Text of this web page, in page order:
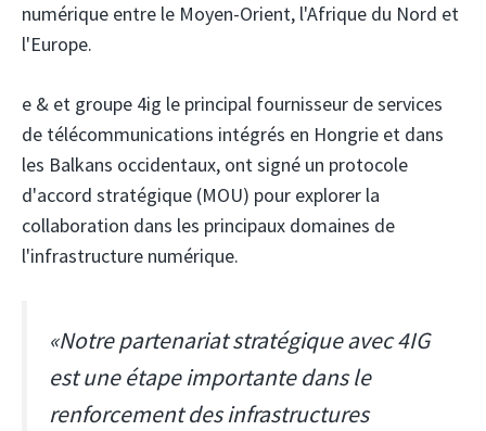
numérique entre le Moyen-Orient, l'Afrique du Nord et
l'Europe.
e & et groupe 4ig le principal fournisseur de services
de télécommunications intégrés en Hongrie et dans
les Balkans occidentaux, ont signé un protocole
d'accord stratégique (MOU) pour explorer la
collaboration dans les principaux domaines de
l'infrastructure numérique.
«Notre partenariat stratégique avec 4IG
est une étape importante dans le
renforcement des infrastructures